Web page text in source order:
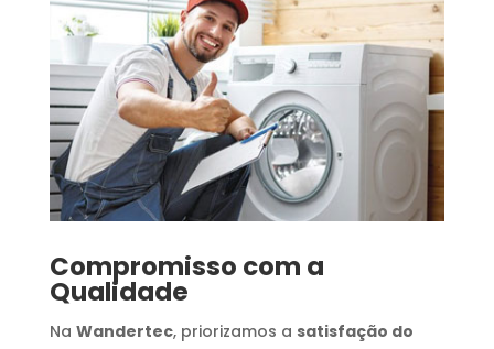
Compromisso com a
Qualidade
Na Wandertec, priorizamos a satisfação do